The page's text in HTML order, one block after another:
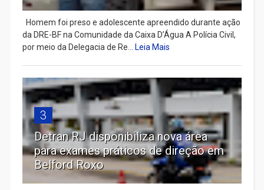
Homem foi preso e adolescente apreendido durante ação
da DRE-BF na Comunidade da Caixa D’Água A Polícia Civil,
por meio da Delegacia de Re... Leia Mais
3
Detran RJ disponibiliza nova área
para exames práticos de direção em
Belford Roxo